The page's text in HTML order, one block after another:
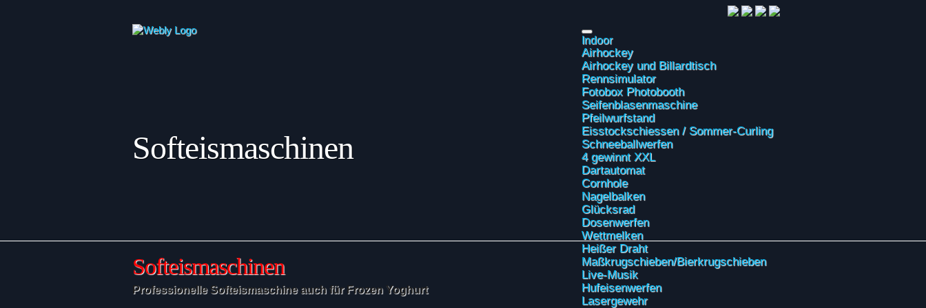
Indoor
Airhockey
Airhockey und Billardtisch
Rennsimulator
Fotobox Photobooth
Seifenblasenmaschine
Pfeilwurfstand
Eisstockschiessen / Sommer-Curling
Schneeballwerfen
4 gewinnt XXL
Dartautomat
Cornhole
Nagelbalken
Glücksrad
Dosenwerfen
Wettmelken
Heißer Draht
Maßkrugschieben/Bierkrugschieben
Live-Musik
Hufeisenwerfen
Lasergewehr
Softeismaschinen
Softeismaschinen
Professionelle Softeismaschine auch für Frozen Yoghurt